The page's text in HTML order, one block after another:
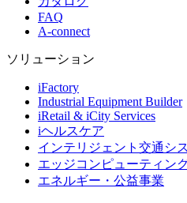
FAQ
A-connect
ソリューション
iFactory
Industrial Equipment Builder
iRetail & iCity Services
iヘルスケア
インテリジェント交通シ
エッジコンピューティン
エネルギー・公益事業